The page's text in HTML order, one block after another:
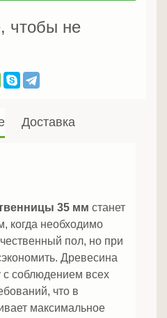
чтобы не
Доставка
35 мм станет
когда необходимо
пол, но при
Древесина
с соблюдением всех
что в
максимальное